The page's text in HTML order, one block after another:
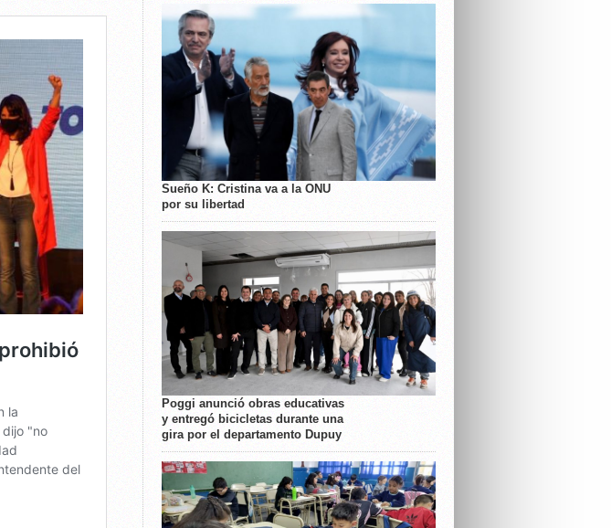
Sueño K: Cristina va a la ONU
por su libertad
Poggi anunció obras educativas
y entregó bicicletas durante una
gira por el departamento Dupuy